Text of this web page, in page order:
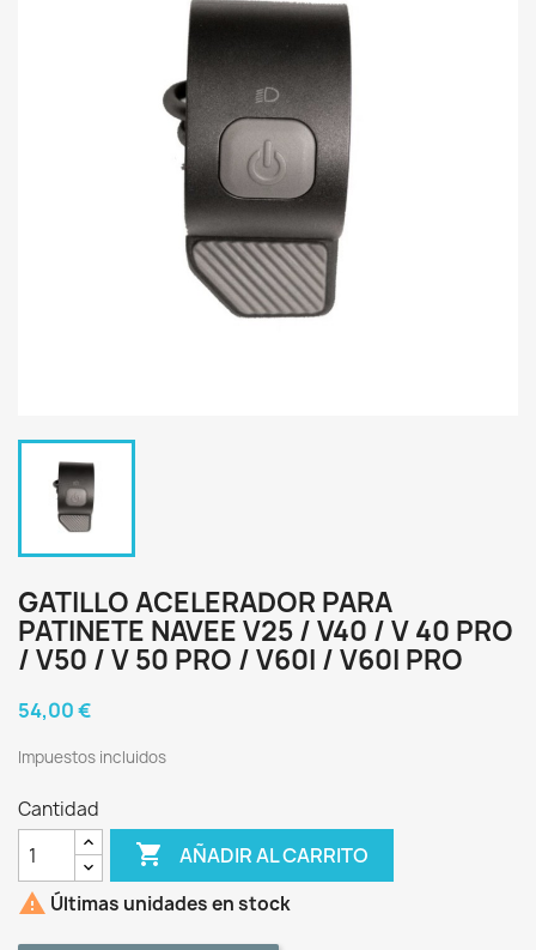
GATILLO ACELERADOR PARA
PATINETE NAVEE V25 / V40 / V 40 PRO
/ V50 / V 50 PRO / V60I / V60I PRO
54,00 €
Impuestos incluidos
Cantidad
 AÑADIR AL CARRITO
 Últimas unidades en stock